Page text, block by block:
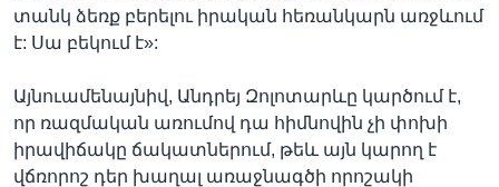
տանկ ձեռք բերելու իրական հեռանկարն առջևում
է: Սա բեկում է»:
Այնուամենայնիվ, Անդրեյ Զոլոտարևը կարծում է,
որ ռազմական առումով դա հիմնովին չի փոխի
իրավիճակը ճակատներում, թեև այն կարող է
վճռորոշ դեր խաղալ առաջնագծի որոշակի